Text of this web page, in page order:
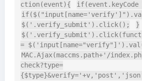
ction(event){
$('.verify_submit').click();
}
=
MAC.Ajax(maccms.path+'/
check?type=